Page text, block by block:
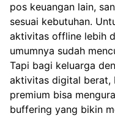
pos keuangan lain,
sesuai kebutuhan.
aktivitas offline lebih
umumnya sudah
Tapi bagi keluarga
aktivitas digital berat,
premium bisa
buffering yang bikin